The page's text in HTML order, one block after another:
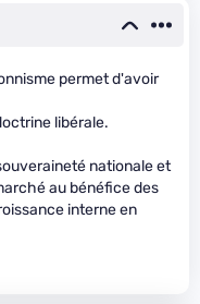
permet d'avoir
libérale.
nationale et
au bénéfice des
interne en